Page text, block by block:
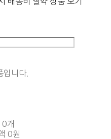
입니다.
0개
0원